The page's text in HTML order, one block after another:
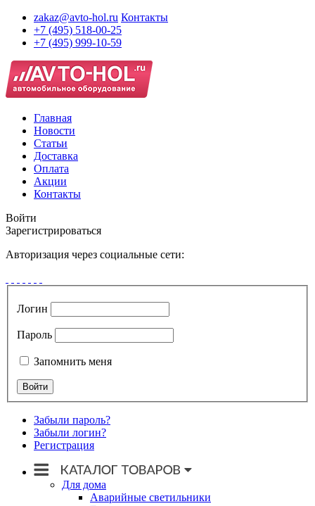
zakaz@avto-hol.ru Контакты
+7 (495) 518-00-25
+7 (495) 999-10-59
Главная
Новости
Статьи
Доставка
Оплата
Акции
Контакты
Войти
Зарегистрироваться
Авторизация через социальные сети:
Логин
Пароль
Запомнить меня
Забыли пароль?
Забыли логин?
Регистрация
Для дома
Аварийные светильники